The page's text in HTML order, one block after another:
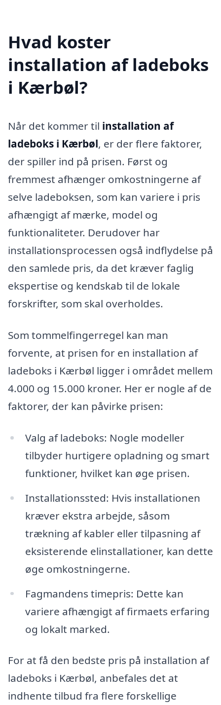
Hvad koster
installation af ladeboks
i Kærbøl?
Når det kommer til installation af
ladeboks i Kærbøl, er der flere faktorer,
der spiller ind på prisen. Først og
fremmest afhænger omkostningerne af
selve ladeboksen, som kan variere i pris
afhængigt af mærke, model og
funktionaliteter. Derudover har
installationsprocessen også indflydelse på
den samlede pris, da det kræver faglig
ekspertise og kendskab til de lokale
forskrifter, som skal overholdes.
Som tommelfingerregel kan man
forvente, at prisen for en installation af
ladeboks i Kærbøl ligger i området mellem
4.000 og 15.000 kroner. Her er nogle af de
faktorer, der kan påvirke prisen:
Valg af ladeboks: Nogle modeller
tilbyder hurtigere opladning og smart
funktioner, hvilket kan øge prisen.
Installationssted: Hvis installationen
kræver ekstra arbejde, såsom
trækning af kabler eller tilpasning af
eksisterende elinstallationer, kan dette
øge omkostningerne.
Fagmandens timepris: Dette kan
variere afhængigt af firmaets erfaring
og lokalt marked.
For at få den bedste pris på installation af
ladeboks i Kærbøl, anbefales det at
indhente tilbud fra flere forskellige